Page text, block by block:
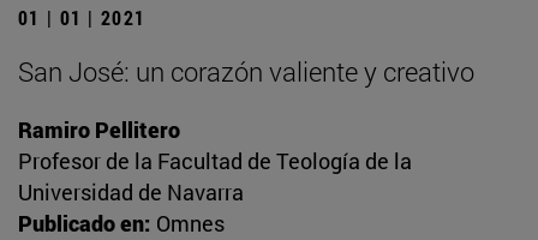
01 | 01 | 2021
San José: un corazón valiente y creativo
Ramiro Pellitero
Profesor de la Facultad de Teología de la
Universidad de Navarra
Publicado en: Omnes